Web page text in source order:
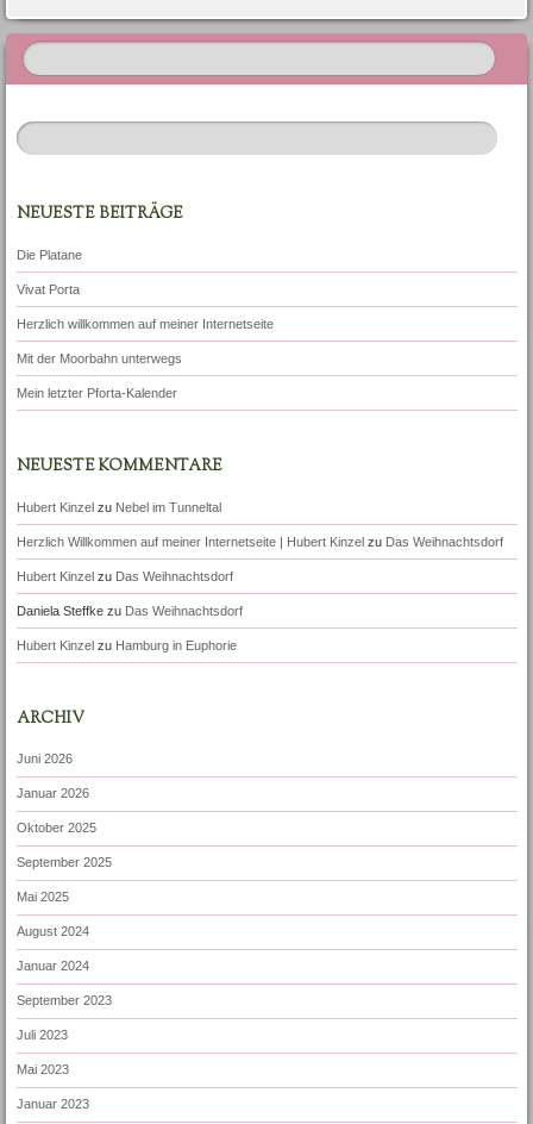
NEUESTE BEITRÄGE
Die Platane
Vivat Porta
Herzlich willkommen auf meiner Internetseite
Mit der Moorbahn unterwegs
Mein letzter Pforta-Kalender
NEUESTE KOMMENTARE
Hubert Kinzelzu Nebel im Tunneltal
Herzlich Willkommen auf meiner Internetseite | Hubert Kinzelzu Das Weihnachtsdorf
Hubert Kinzelzu Das Weihnachtsdorf
Daniela Steffkezu Das Weihnachtsdorf
Hubert Kinzelzu Hamburg in Euphorie
ARCHIV
Juni 2026
Januar 2026
Oktober 2025
September 2025
Mai 2025
August 2024
Januar 2024
September 2023
Juli 2023
Mai 2023
Januar 2023